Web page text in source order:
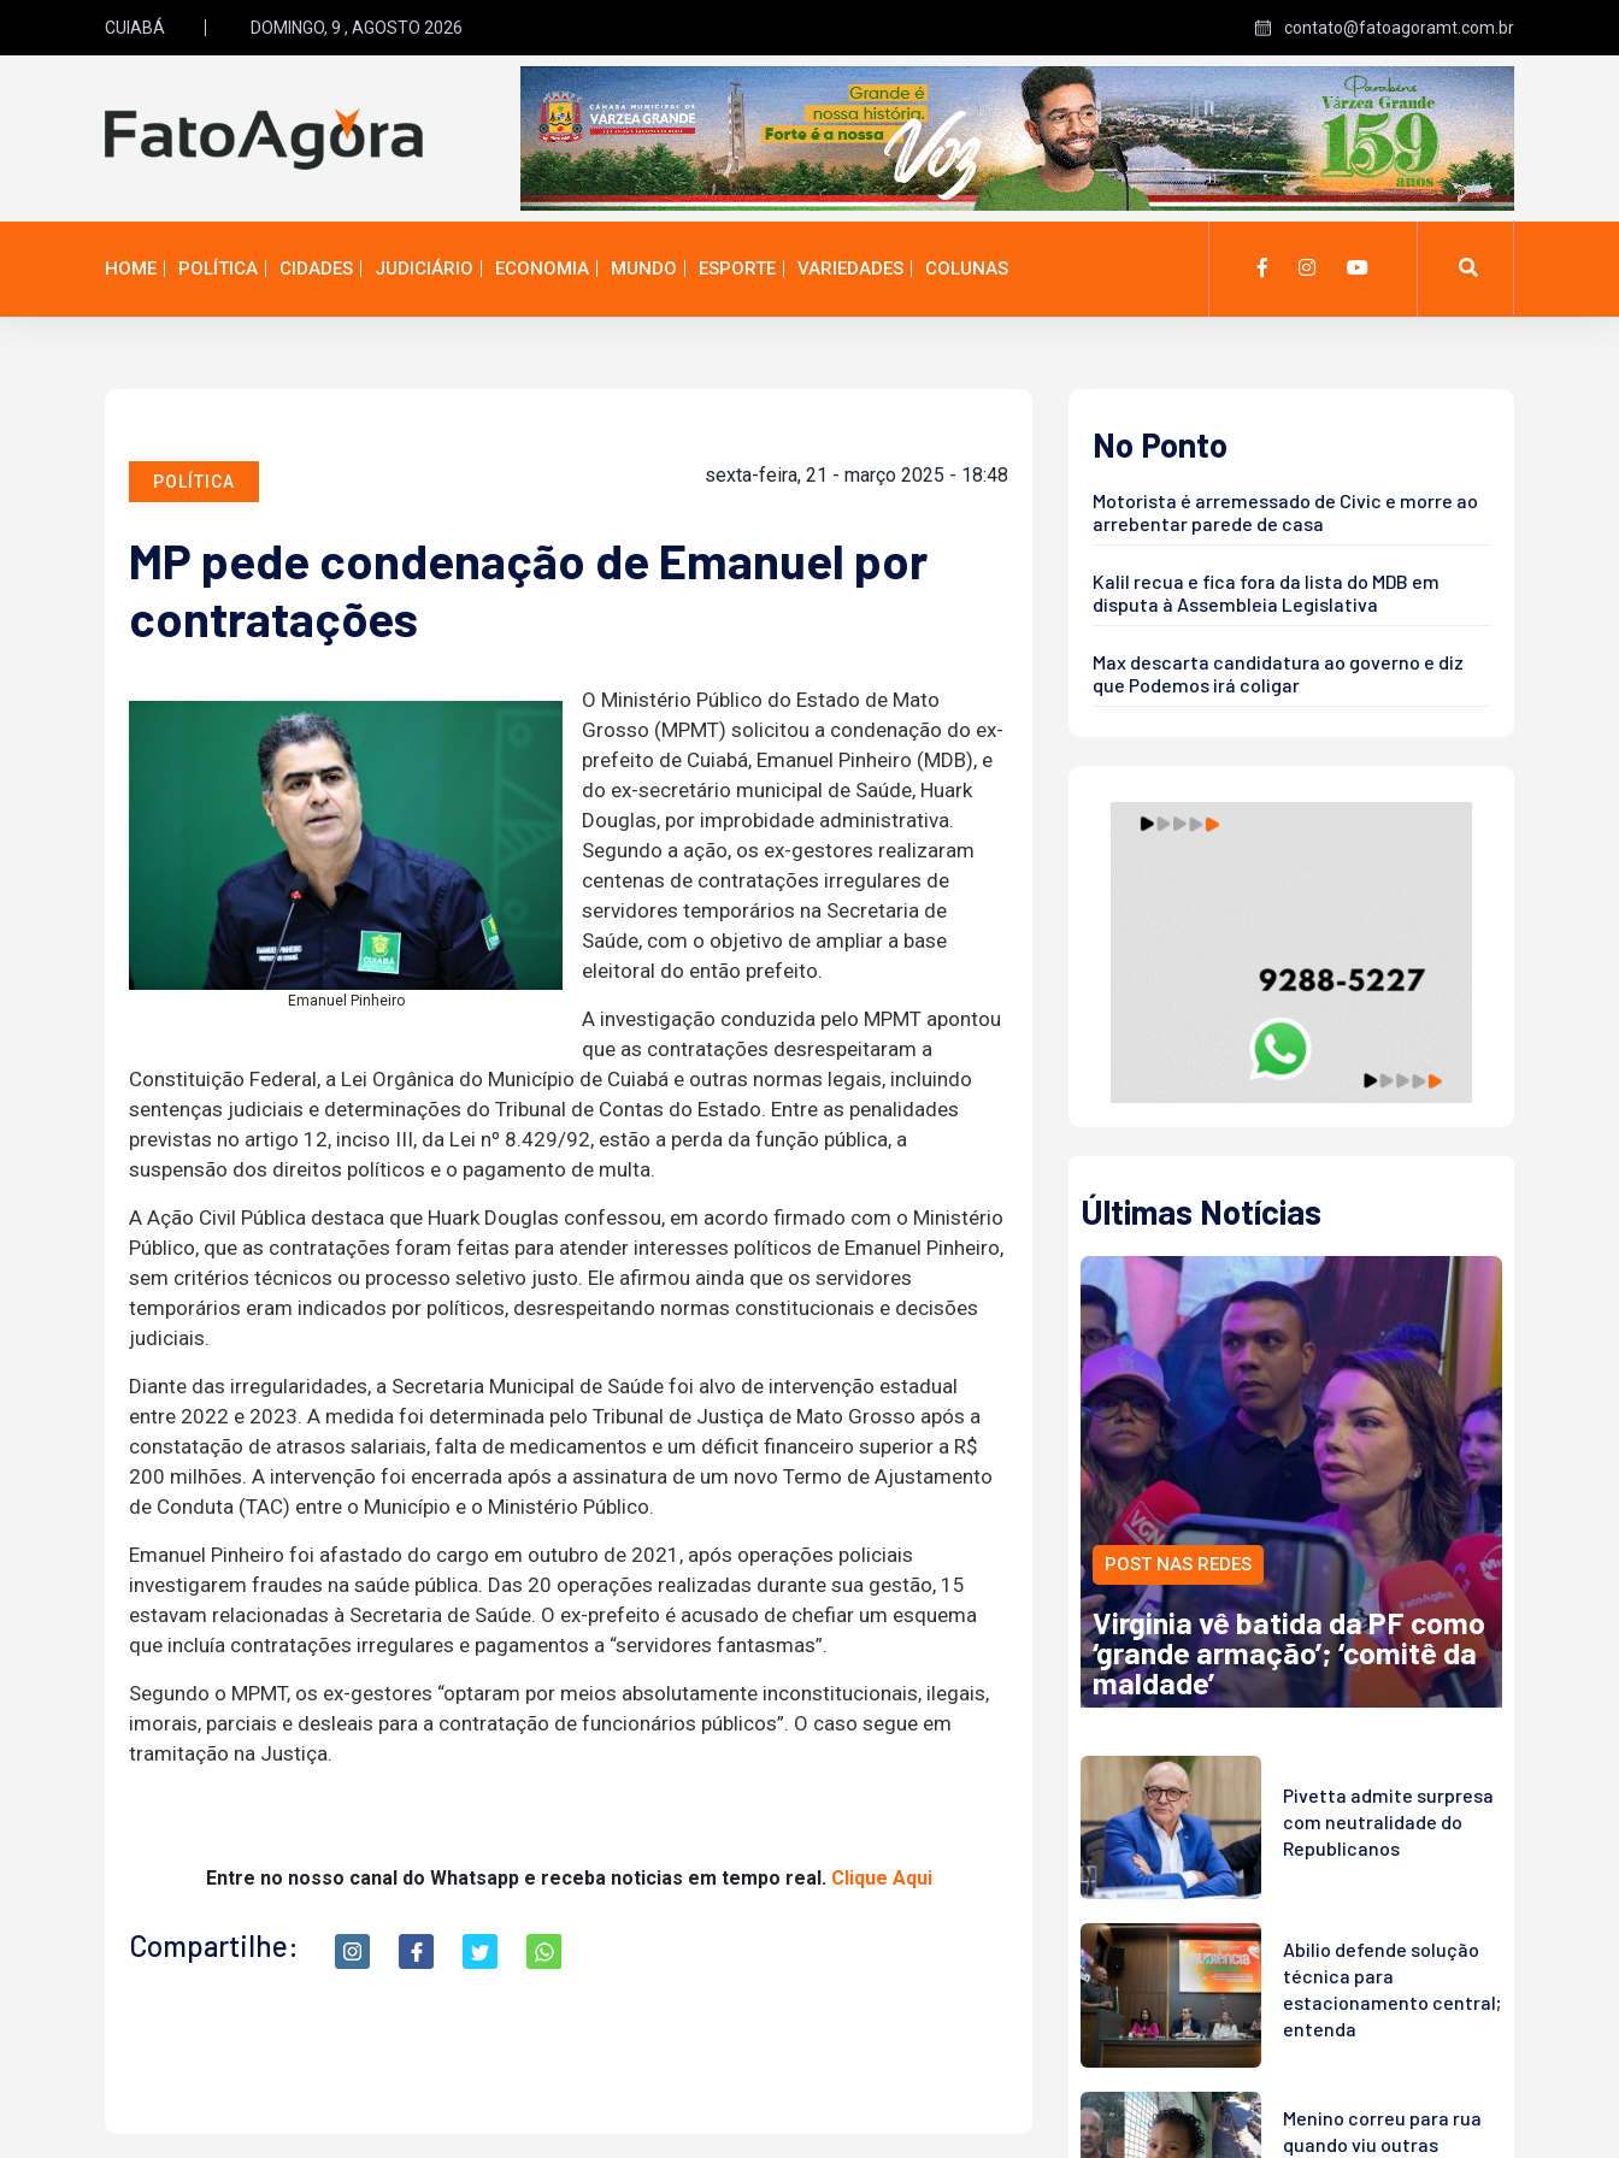
CUIABÁ DOMINGO, 9 , AGOSTO 2026 contato@fatoagoramt.com.br
HOME POLÍTICA CIDADES JUDICIÁRIO ECONOMIA MUNDO ESPORTE VARIEDADES COLUNAS
POLÍTICA sexta-feira, 21 - março 2025 - 18:48
MP pede condenação de Emanuel por
contratações
Emanuel Pinheiro
O Ministério Público do Estado de Mato
Grosso (MPMT) solicitou a condenação do ex-
prefeito de Cuiabá, Emanuel Pinheiro (MDB), e
do ex-secretário municipal de Saúde, Huark
Douglas, por improbidade administrativa.
Segundo a ação, os ex-gestores realizaram
centenas de contratações irregulares de
servidores temporários na Secretaria de
Saúde, com o objetivo de ampliar a base
eleitoral do então prefeito.
A investigação conduzida pelo MPMT apontou
que as contratações desrespeitaram a
Constituição Federal, a Lei Orgânica do Município de Cuiabá e outras normas legais, incluindo
sentenças judiciais e determinações do Tribunal de Contas do Estado. Entre as penalidades
previstas no artigo 12, inciso III, da Lei nº 8.429/92, estão a perda da função pública, a
suspensão dos direitos políticos e o pagamento de multa.
A Ação Civil Pública destaca que Huark Douglas confessou, em acordo firmado com o Ministério
Público, que as contratações foram feitas para atender interesses políticos de Emanuel Pinheiro,
sem critérios técnicos ou processo seletivo justo. Ele afirmou ainda que os servidores
temporários eram indicados por políticos, desrespeitando normas constitucionais e decisões
judiciais.
Diante das irregularidades, a Secretaria Municipal de Saúde foi alvo de intervenção estadual
entre 2022 e 2023. A medida foi determinada pelo Tribunal de Justiça de Mato Grosso após a
constatação de atrasos salariais, falta de medicamentos e um déficit financeiro superior a R$
200 milhões. A intervenção foi encerrada após a assinatura de um novo Termo de Ajustamento
de Conduta (TAC) entre o Município e o Ministério Público.
Emanuel Pinheiro foi afastado do cargo em outubro de 2021, após operações policiais
investigarem fraudes na saúde pública. Das 20 operações realizadas durante sua gestão, 15
estavam relacionadas à Secretaria de Saúde. O ex-prefeito é acusado de chefiar um esquema
que incluía contratações irregulares e pagamentos a “servidores fantasmas”.
Segundo o MPMT, os ex-gestores “optaram por meios absolutamente inconstitucionais, ilegais,
imorais, parciais e desleais para a contratação de funcionários públicos”. O caso segue em
tramitação na Justiça.
Entre no nosso canal do Whatsapp e receba noticias em tempo real. Clique Aqui
Compartilhe:
No Ponto
Motorista é arremessado de Civic e morre ao
arrebentar parede de casa
Kalil recua e fica fora da lista do MDB em
disputa à Assembleia Legislativa
Max descarta candidatura ao governo e diz
que Podemos irá coligar
Últimas Notícias
POST NAS REDES
Virginia vê batida da PF como
‘grande armação’; ‘comitê da
maldade’
Pivetta admite surpresa
com neutralidade do
Republicanos
Abilio defende solução
técnica para
estacionamento central;
entenda
Menino correu para rua
quando viu outras